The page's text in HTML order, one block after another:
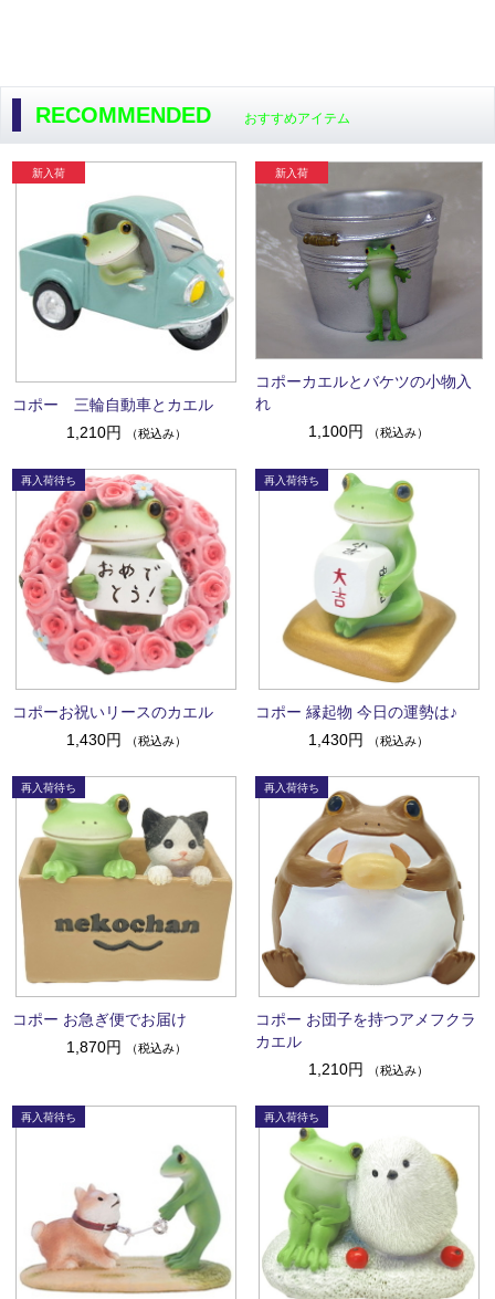
RECOMMENDED おすすめアイテム
コポー 三輪自動車とカエル
1,210円
（税込み）
コポーカエルとバケツの小物入
れ
1,100円
（税込み）
コポーお祝いリースのカエル
1,430円
（税込み）
コポー 縁起物 今日の運勢は♪
1,430円
（税込み）
コポー お急ぎ便でお届け
1,870円
（税込み）
コポー お団子を持つアメフクラ
カエル
1,210円
（税込み）